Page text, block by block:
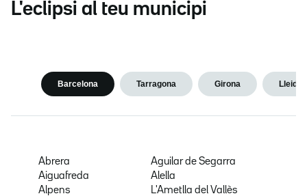
L'eclipsi al teu municipi
Barcelona Tarragona Girona Lleida
Abrera
Aguilar de Segarra
Aiguafreda
Alella
Alpens
L'Ametlla del Vallès